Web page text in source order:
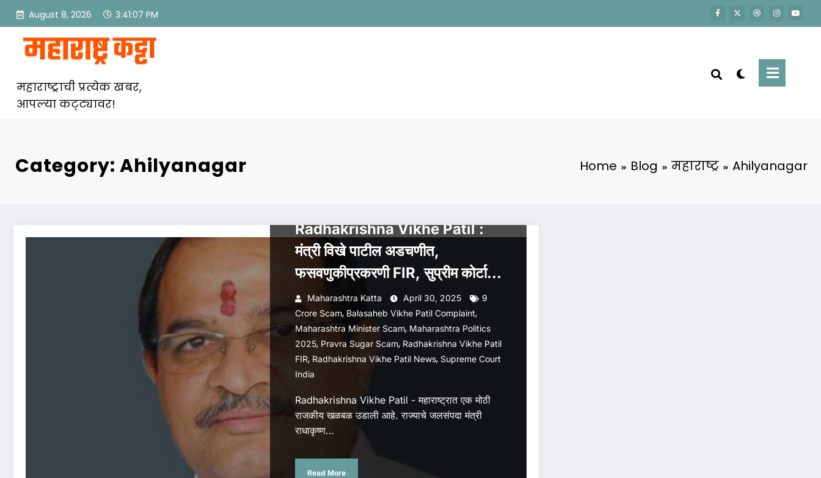
Skip
content
August 8, 2026 3:41:07 PM
महाराष्ट्राची प्रत्येक खबर,
आपल्या कट्ट्यावर!
Category: Ahilyanagar Home Blog महाराष्ट्र Ahilyanagar
Radhakrishna Vikhe Patil :
मंत्री विखे पाटील अडचणीत,
फसवणुकीप्रकरणी FIR, सुप्रीम कोर्टाचा
आदेश
Maharashtra Katta April 30, 2025
9
Crore Scam, Balasaheb Vikhe Patil Complaint,
Maharashtra Minister Scam, Maharashtra Politics
2025, Pravra Sugar Scam, Radhakrishna Vikhe Patil
FIR, Radhakrishna Vikhe Patil News, Supreme Court
India
Radhakrishna Vikhe Patil - महाराष्ट्रात एक मोठी
राजकीय खळबळ उडाली आहे. राज्याचे जलसंपदा मंत्री
राधाकृष्ण…
Read More